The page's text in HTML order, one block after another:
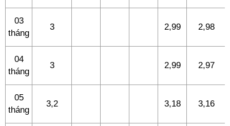
03
tháng
3 2,99 2,98
04
tháng
3 2,99 2,97
05
tháng
3,2 3,18 3,16